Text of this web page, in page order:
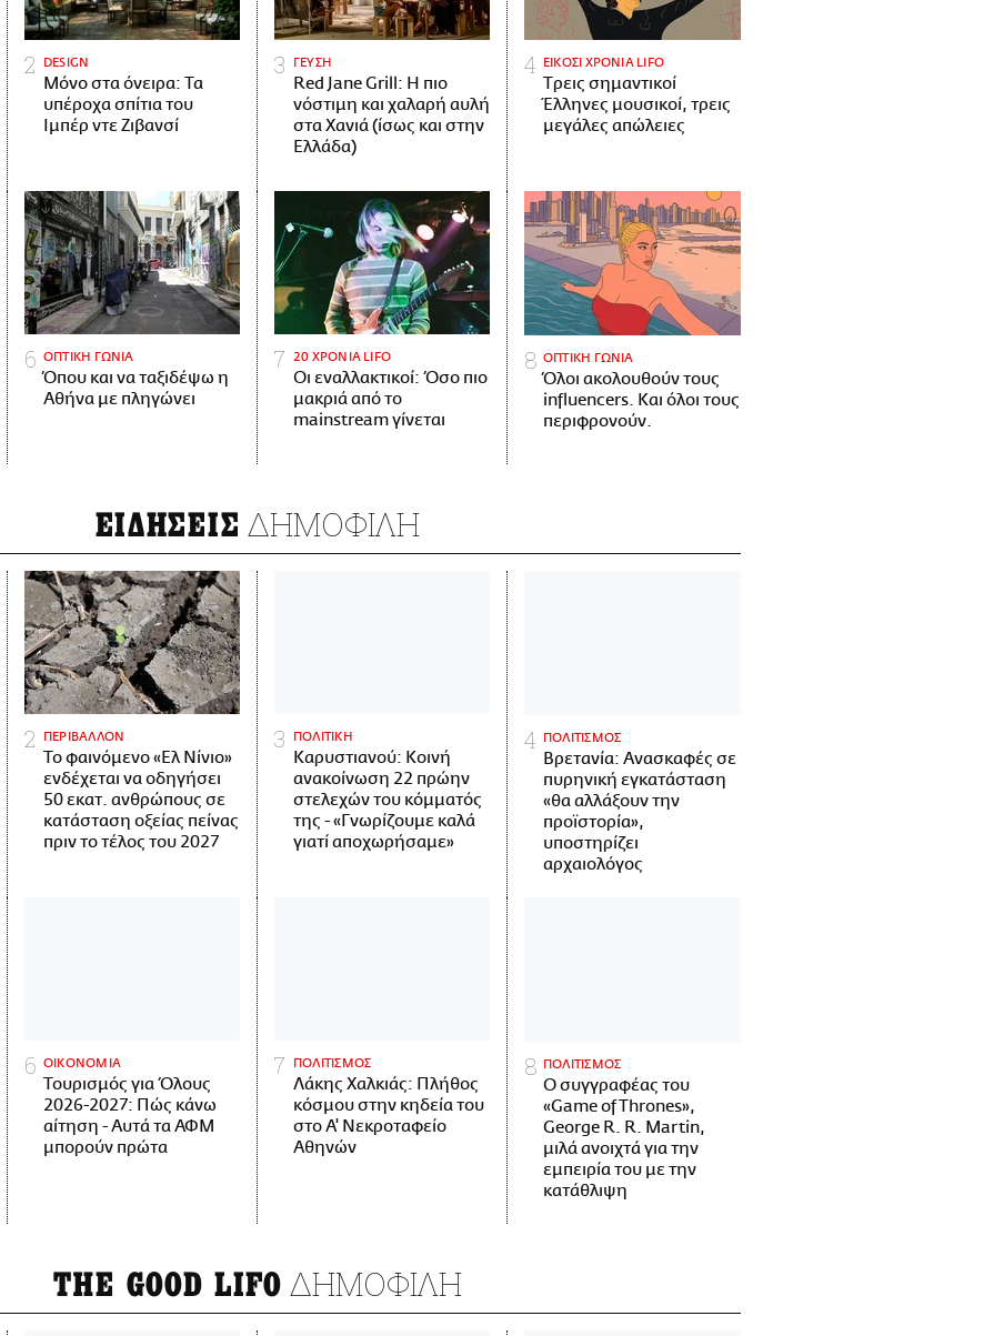
DESIGN
Μόνο στα όνειρα: Τα
υπέροχα σπίτια του
Ιμπέρ ντε Ζιβανσί
ΓΕΥΣΗ
Red Jane Grill: Η πιο
νόστιμη και χαλαρή αυλή
στα Χανιά (ίσως και στην
Ελλάδα)
ΕΙΚΟΣΙ ΧΡΟΝΙΑ LIFO
Tρεις σημαντικοί
Έλληνες μουσικοί, τρεις
μεγάλες απώλειες
ΟΠΤΙΚΗ ΓΩΝΙΑ
Όπου και να ταξιδέψω η
Αθήνα με πληγώνει
20 ΧΡΟΝΙΑ LIFO
Οι εναλλακτικοί: Όσο πιο
μακριά από το
mainstream γίνεται
ΟΠΤΙΚΗ ΓΩΝΙΑ
Όλοι ακολουθούν τους
influencers. Και όλοι τους
περιφρονούν.
ΕΙΔΗΣΕΙΣ ΔΗΜΟΦΙΛΗ
ΠΕΡΙΒΑΛΛΟΝ
Το φαινόμενο «Ελ Νίνιο»
ενδέχεται να οδηγήσει
50 εκατ. ανθρώπους σε
κατάσταση οξείας πείνας
πριν το τέλος του 2027
ΠΟΛΙΤΙΚΗ
Καρυστιανού: Κοινή
ανακοίνωση 22 πρώην
στελεχών του κόμματός
της - «Γνωρίζουμε καλά
γιατί αποχωρήσαμε»
ΠΟΛΙΤΙΣΜΟΣ
Βρετανία: Ανασκαφές σε
πυρηνική εγκατάσταση
«θα αλλάξουν την
προϊστορία»,
υποστηρίζει
αρχαιολόγος
ΟΙΚΟΝΟΜΙΑ
Τουρισμός για Όλους
2026-2027: Πώς κάνω
αίτηση - Αυτά τα ΑΦΜ
μπορούν πρώτα
ΠΟΛΙΤΙΣΜΟΣ
Λάκης Χαλκιάς: Πλήθος
κόσμου στην κηδεία του
στο Α' Νεκροταφείο
Αθηνών
ΠΟΛΙΤΙΣΜΟΣ
Ο συγγραφέας του
«Game of Thrones»,
George R. R. Martin,
μιλά ανοιχτά για την
εμπειρία του με την
κατάθλιψη
THE GOOD LIFO ΔΗΜΟΦΙΛΗ